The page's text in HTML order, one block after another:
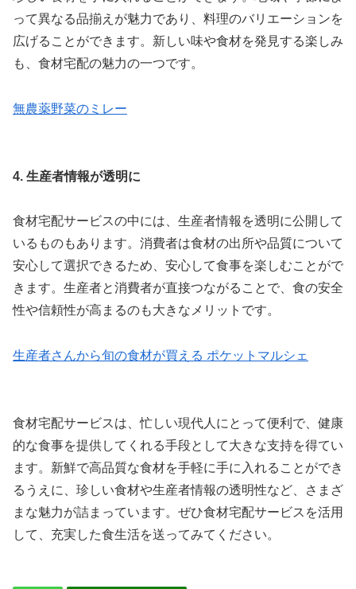
って異なる品揃えが魅力であり、料理のバリエーションを
広げることができます。新しい味や食材を発見する楽しみ
も、食材宅配の魅力の一つです。
無農薬野菜のミレー
4. 生産者情報が透明に
食材宅配サービスの中には、生産者情報を透明に公開して
いるものもあります。消費者は食材の出所や品質について
安心して選択できるため、安心して食事を楽しむことがで
きます。生産者と消費者が直接つながることで、食の安全
性や信頼性が高まるのも大きなメリットです。
生産者さんから旬の食材が買える ポケットマルシェ
食材宅配サービスは、忙しい現代人にとって便利で、健康
的な食事を提供してくれる手段として大きな支持を得てい
ます。新鮮で高品質な食材を手軽に手に入れることができ
るうえに、珍しい食材や生産者情報の透明性など、さまざ
まな魅力が詰まっています。ぜひ食材宅配サービスを活用
して、充実した食生活を送ってみてください。